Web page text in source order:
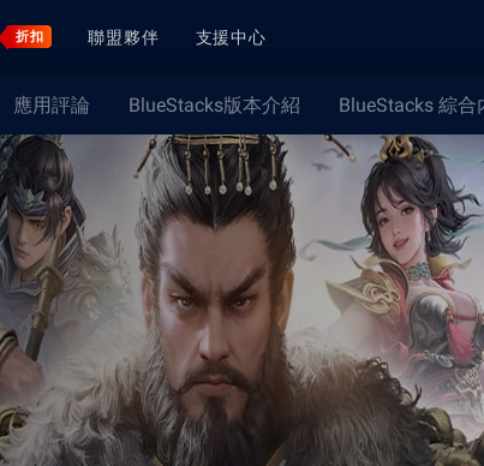
折扣 聯盟夥伴 支援中心
應用評論 BlueStacks版本介紹 BlueStacks 綜合